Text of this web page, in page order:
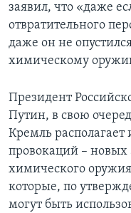
заявил, что «даже
отвратительного
даже он не
химическому
Президент
Путин, в свою
Кремль
провокаций – новых
химического
которые, по
могут быть